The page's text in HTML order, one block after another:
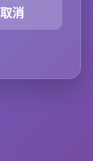
取消